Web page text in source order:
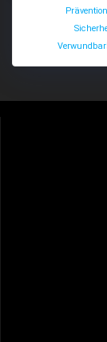
Prävention